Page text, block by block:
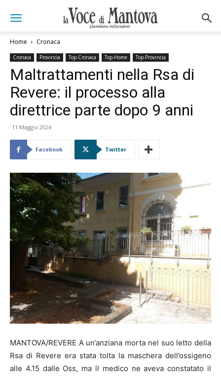
Home Cronaca
Cronaca Provincia Top-Cronaca Top-Home Top-Provincia
Maltrattamenti nella Rsa di
Revere: il processo alla
direttrice parte dopo 9 anni
11 Maggio 2024
Facebook Twitter
MANTOVA/REVERE A un’anziana morta nel suo letto della
Rsa di Revere era stata tolta la maschera dell’ossigeno
alle 4.15 dalle Oss, ma il medico ne aveva constatato il